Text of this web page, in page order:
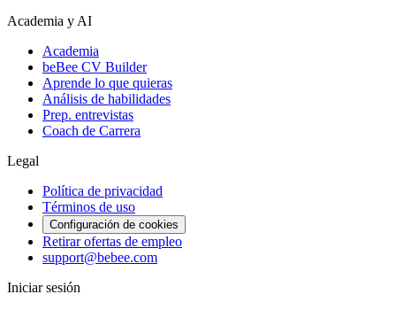
Academia y AI
Academia
beBee CV Builder
Aprende lo que quieras
Análisis de habilidades
Prep. entrevistas
Coach de Carrera
Legal
Política de privacidad
Términos de uso
Configuración de cookies
Retirar ofertas de empleo
support@bebee.com
Iniciar sesión